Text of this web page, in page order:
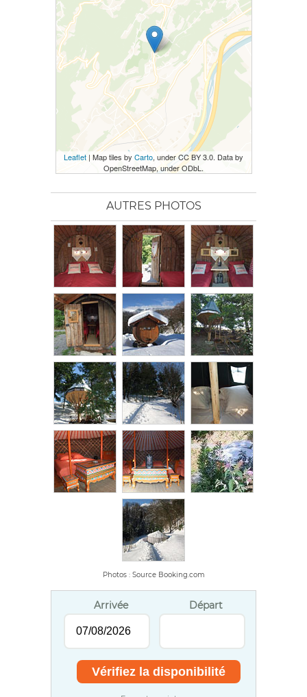
Leaflet | Map tiles by Carto, under CC BY 3.0. Data by
OpenStreetMap, under ODbL.
AUTRES PHOTOS
Photos : Source Booking.com
Arrivée Départ